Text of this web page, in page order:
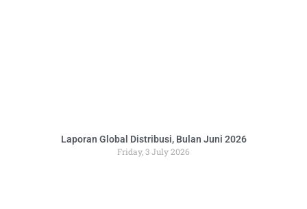
Laporan Global Distribusi, Bulan Juni 2026
Friday, 3 July 2026